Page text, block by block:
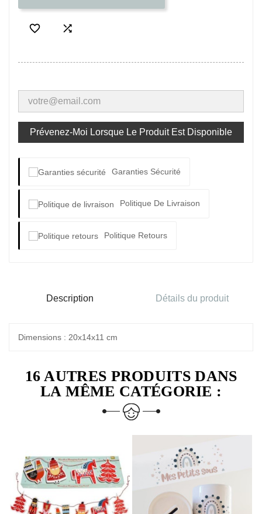
 
Prévenez-Moi Lorsque Le Produit Est Disponible
Garanties Sécurité
Politique De Livraison
Politique Retours
Description Détails du produit
Dimensions : 20x14x11 cm
16 AUTRES PRODUITS DANS
LA MÊME CATÉGORIE :